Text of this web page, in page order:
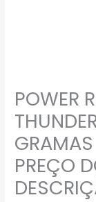
POWER
PREÇO